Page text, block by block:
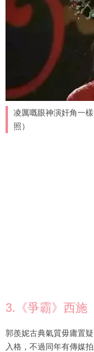
凌厲嘅眼神演奸角一
照）
3.《爭霸》西施
郭羨妮古典氣質毋庸置
入格，不過同年有傳媒